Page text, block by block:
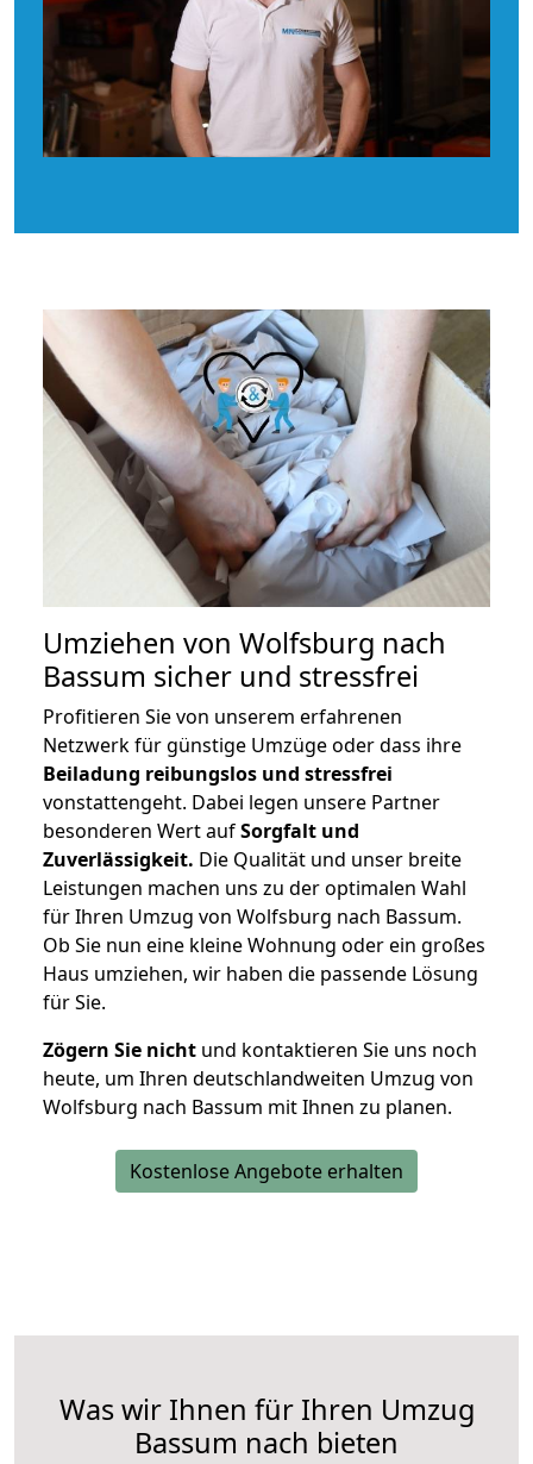
Umziehen von Wolfsburg nach
Bassum sicher und stressfrei
Profitieren Sie von unserem erfahrenen
Netzwerk für günstige Umzüge oder dass ihre
Beiladung reibungslos und stressfrei
vonstattengeht. Dabei legen unsere Partner
besonderen Wert aufSorgfalt und
Zuverlässigkeit. Die Qualität und unser breite
Leistungen machen uns zu der optimalen Wahl
für Ihren Umzug von Wolfsburg nach Bassum.
Ob Sie nun eine kleine Wohnung oder ein großes
Haus umziehen, wir haben die passende Lösung
für Sie.
Zögern Sie nicht und kontaktieren Sie uns noch
heute, um Ihren deutschlandweiten Umzug von
Wolfsburg nach Bassum mit Ihnen zu planen.
Kostenlose Angebote erhalten
Was wir Ihnen für Ihren Umzug
Bassum nach bieten